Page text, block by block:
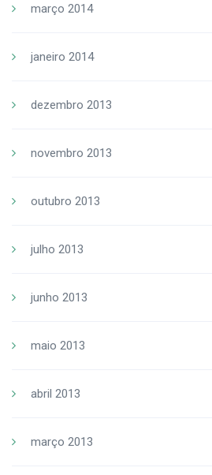
março 2014
janeiro 2014
dezembro 2013
novembro 2013
outubro 2013
julho 2013
junho 2013
maio 2013
abril 2013
março 2013